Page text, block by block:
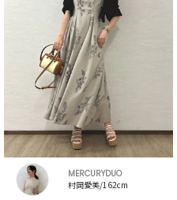
MERCURYDUO
村岡愛美/162cm